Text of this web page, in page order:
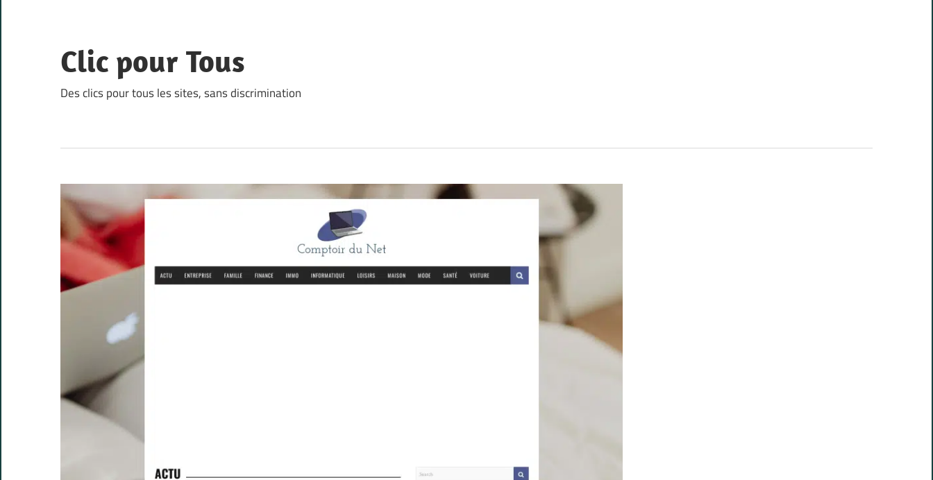
content
Clic pour Tous
Des clics pour tous les sites, sans discrimination